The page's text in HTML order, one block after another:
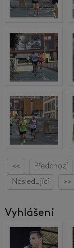
<< Předchozí
Následující
>>
Vyhlášení